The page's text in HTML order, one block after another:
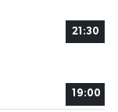
21:30
19:00